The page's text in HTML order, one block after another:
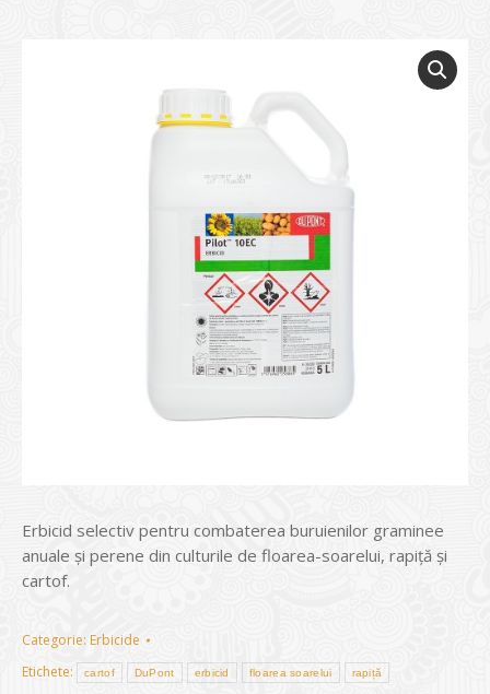
Erbicid selectiv pentru combaterea buruienilor graminee
anuale și perene din culturile de floarea-soarelui, rapiță și
cartof.
Categorie: Erbicide
Etichete:
cartof DuPont erbicid floarea soarelui rapiță